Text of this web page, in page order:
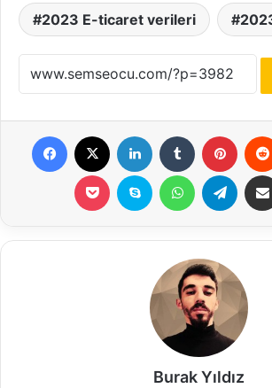
2023 E-ticaret verileri
Burak Yıldız